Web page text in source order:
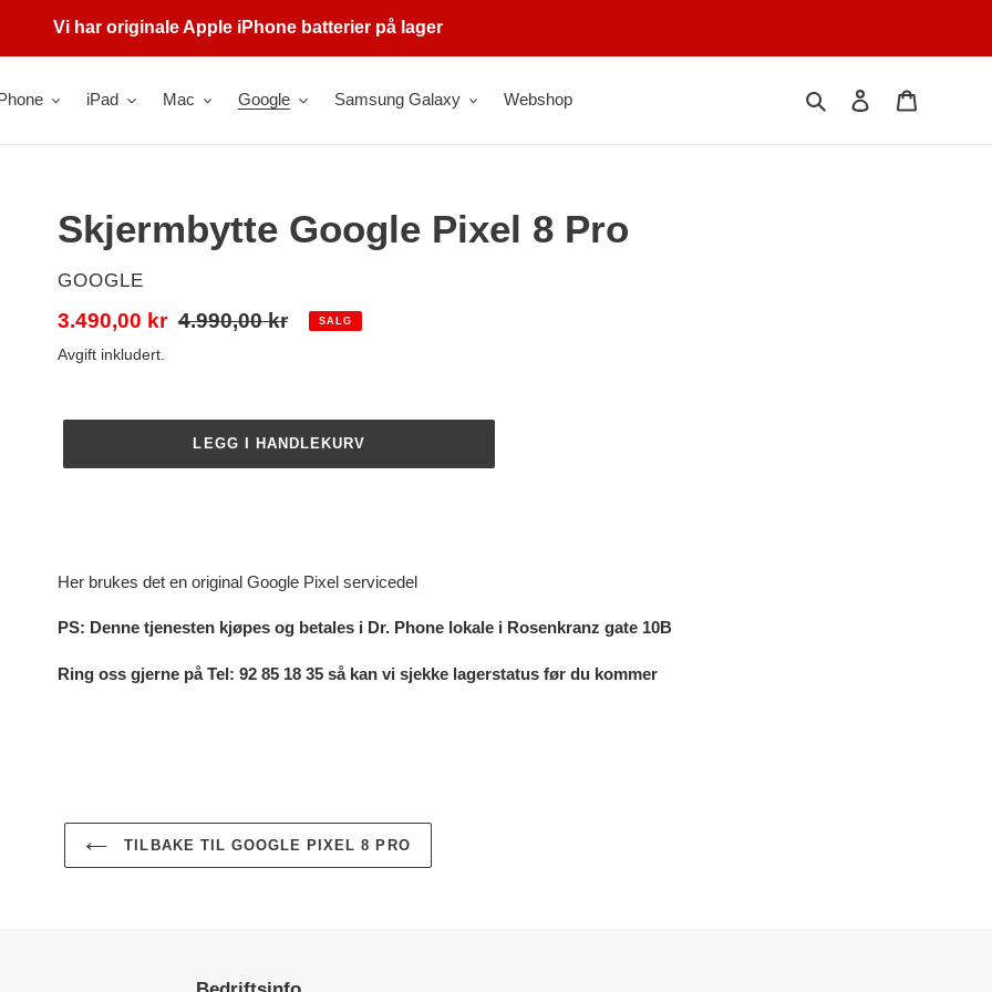
Vi har originale Apple iPhone batterier på lager
iPad Mac Google Samsung Galaxy Webshop Søk Logg på
Skjermbytte Google Pixel 8 Pro
SELGER
GOOGLE
Salgspris
3.490,00 kr Vanlig
4.990,00 kr SALG
Avgift inkludert.
LEGG I HANDLEKURV
iHer brukes det en original Google Pixel servicedel
PS: Denne tjenesten kjøpes og betales i Dr. Phone lokale i Rosenkranz gate 10B
Ring oss gjerne på Tel: 92 85 18 35 så kan vi sjekke lagerstatus før du kommer
TILBAKE TIL GOOGLE PIXEL 8 PRO